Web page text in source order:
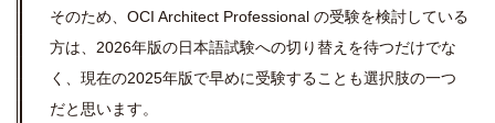
そのため、OCI Architect Professional の受験を検討している
方は、2026年版の日本語試験への切り替えを待つだけでな
く、現在の2025年版で早めに受験することも選択肢の一つ
だと思います。